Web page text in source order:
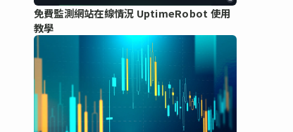
免費監測網站在線情況 UptimeRobot 使用
教學